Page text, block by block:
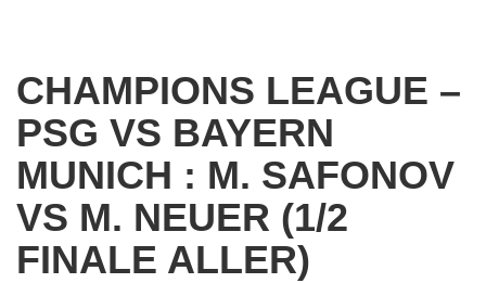
CHAMPIONS LEAGUE –
PSG VS BAYERN
MUNICH : M. SAFONOV
VS M. NEUER (1/2
FINALE ALLER)